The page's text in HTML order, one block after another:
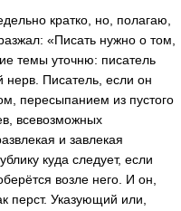
кратко, но, полагаю,
«Писать нужно о том,
темы уточню: писатель
нерв. Писатель, если он
пересыпанием из пустого
всевозможных
и завлекая
куда следует, если
возле него. И он,
перст. Указующий или,